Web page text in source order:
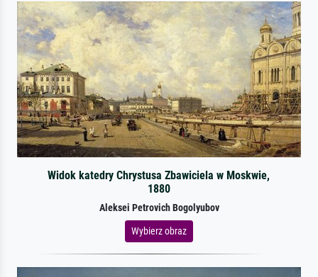
Widok katedry Chrystusa Zbawiciela w Moskwie,
1880
Aleksei Petrovich Bogolyubov
Wybierz obraz